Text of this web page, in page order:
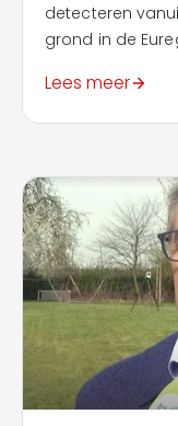
detecteren
grond in de
Lees meer